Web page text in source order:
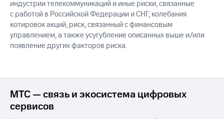
индустрии телекоммуникаций и иные риски, связанные
с работой в Российской Федерации и СНГ; колебания
котировок акций; риск, связанный с финансовым
управлением, а также усугубление описанных выше и/или
появление других факторов риска.
МТС — связь и экосистема цифровых
сервисов